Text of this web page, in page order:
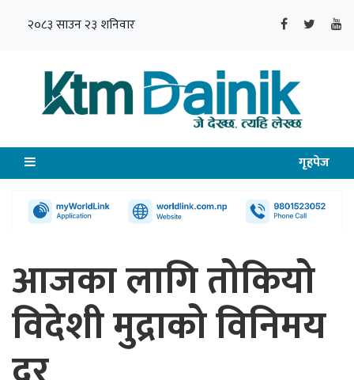
२०८३ साउन २३ शनिवार
गृहपेज
आजका लागि तोकियो
विदेशी मुद्राको विनिमय